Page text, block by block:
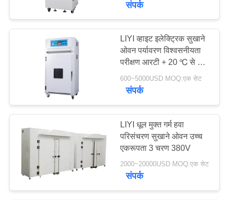
संपर्क
LIYI व्हाइट इलेक्ट्रिक सुखाने
ओवन पर्यावरण विश्वसनीयता
परीक्षण आरटी + 20 ℃ से +
300 ℃
600~5000USD MOQ:एक सेट
संपर्क
LIYI धूल मुक्त गर्म हवा
परिसंचरण सुखाने ओवन उच्च
एकरूपता 3 चरण 380V
2000~20000USD MOQ:एक सेट
संपर्क